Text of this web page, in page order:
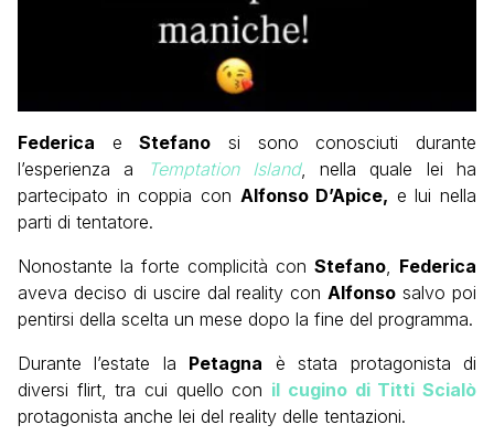
Federica eStefano si sono conosciuti durante
l’esperienza a
Temptation Island, nella quale lei ha
partecipato in coppia con Alfonso D’Apice, e lui nella
parti di tentatore.
Nonostante la forte complicità con Stefano
Federica
aveva deciso di uscire dal reality con Alfonso salvo poi
pentirsi della scelta un mese dopo la fine del programma.
Durante l’estate la Petagna è stata protagonista di
diversi flirt, tra cui quello con il cugino di Titti Scialò
protagonista anche lei del reality delle tentazioni.